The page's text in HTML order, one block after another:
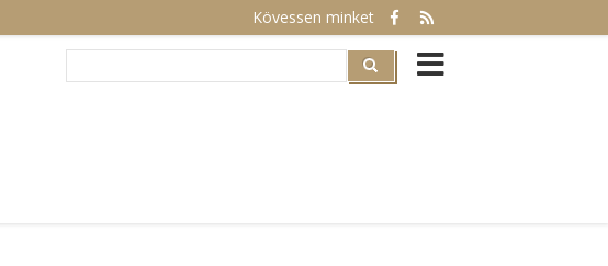
Kövessen minket
Search